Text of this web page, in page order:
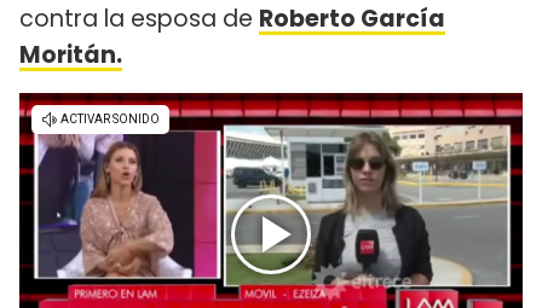
contra la esposa de Roberto García
Moritán.